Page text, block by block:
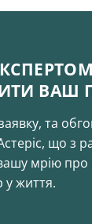
ВАШ
та
що з
мрію про
у життя.